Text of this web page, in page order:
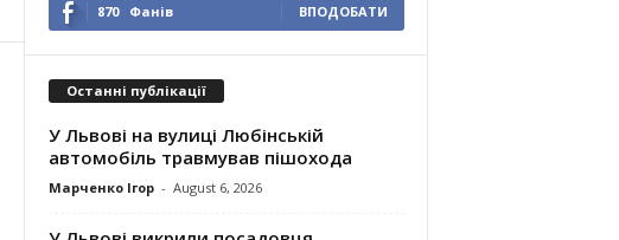
870 Фанів ВПОДОБАТИ
Останні публікації
У Львові на вулиці Любінській
автомобіль травмував пішохода
Марченко Ігор - August 6, 2026